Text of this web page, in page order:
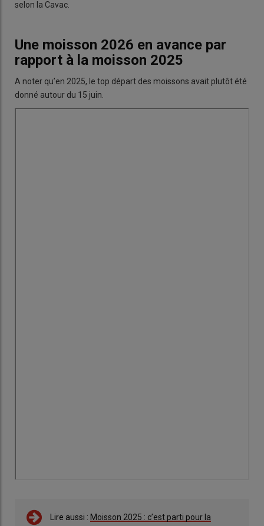
selon la Cavac.
Une moisson 2026 en avance par
rapport à la moisson 2025
A noter qu’en 2025, le top départ des moissons avait plutôt été
donné autour du 15 juin.
Lire aussi : Moisson 2025 : c’est parti pour la